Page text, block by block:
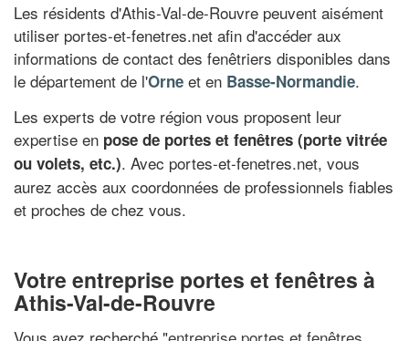
Les résidents d'Athis-Val-de-Rouvre peuvent aisément
utiliser portes-et-fenetres.net afin d'accéder aux
informations de contact des fenêtriers disponibles dans
le département de l'Orne et en Basse-Normandie.
Les experts de votre région vous proposent leur
expertise en pose de portes et fenêtres (porte vitrée
ou volets, etc.). Avec portes-et-fenetres.net, vous
aurez accès aux coordonnées de professionnels fiables
et proches de chez vous.
Votre entreprise portes et fenêtres à
Athis-Val-de-Rouvre
Vous avez recherché "entreprise portes et fenêtres